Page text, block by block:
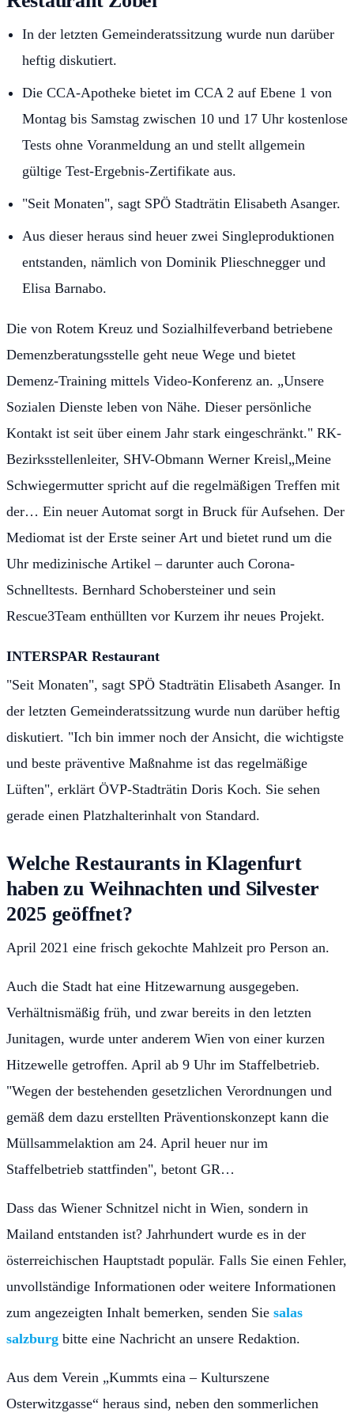
In der letzten Gemeinderatssitzung wurde nun darüber
heftig diskutiert.
Die CCA-Apotheke bietet im CCA 2 auf Ebene 1 von
Montag bis Samstag zwischen 10 und 17 Uhr kostenlose
Tests ohne Voranmeldung an und stellt allgemein
gültige Test-Ergebnis-Zertifikate aus.
"Seit Monaten", sagt SPÖ Stadträtin Elisabeth Asanger.
Aus dieser heraus sind heuer zwei Singleproduktionen
entstanden, nämlich von Dominik Plieschnegger und
Elisa Barnabo.
Die von Rotem Kreuz und Sozialhilfeverband betriebene
Demenzberatungsstelle geht neue Wege und bietet
Demenz-Training mittels Video-Konferenz an. „Unsere
Sozialen Dienste leben von Nähe. Dieser persönliche
Kontakt ist seit über einem Jahr stark eingeschränkt." RK-
Bezirksstellenleiter, SHV-Obmann Werner Kreisl„Meine
Schwiegermutter spricht auf die regelmäßigen Treffen mit
der… Ein neuer Automat sorgt in Bruck für Aufsehen. Der
Mediomat ist der Erste seiner Art und bietet rund um die
Uhr medizinische Artikel – darunter auch Corona-
Schnelltests. Bernhard Schobersteiner und sein
Rescue3Team enthüllten vor Kurzem ihr neues Projekt.
INTERSPAR Restaurant
"Seit Monaten", sagt SPÖ Stadträtin Elisabeth Asanger. In
der letzten Gemeinderatssitzung wurde nun darüber heftig
diskutiert. "Ich bin immer noch der Ansicht, die wichtigste
und beste präventive Maßnahme ist das regelmäßige
Lüften", erklärt ÖVP-Stadträtin Doris Koch. Sie sehen
gerade einen Platzhalterinhalt von Standard.
Welche Restaurants in Klagenfurt
haben zu Weihnachten und Silvester
2025 geöffnet?
April 2021 eine frisch gekochte Mahlzeit pro Person an.
Auch die Stadt hat eine Hitzewarnung ausgegeben.
Verhältnismäßig früh, und zwar bereits in den letzten
Junitagen, wurde unter anderem Wien von einer kurzen
Hitzewelle getroffen. April ab 9 Uhr im Staffelbetrieb.
"Wegen der bestehenden gesetzlichen Verordnungen und
gemäß dem dazu erstellten Präventionskonzept kann die
Müllsammelaktion am 24. April heuer nur im
Staffelbetrieb stattfinden", betont GR…
Dass das Wiener Schnitzel nicht in Wien, sondern in
Mailand entstanden ist? Jahrhundert wurde es in der
österreichischen Hauptstadt populär. Falls Sie einen Fehler,
unvollständige Informationen oder weitere Informationen
zum angezeigten Inhalt bemerken, senden Sie salas
salzburg bitte eine Nachricht an unsere Redaktion.
Aus dem Verein „Kummts eina – Kulturszene
Osterwitzgasse“ heraus sind, neben den sommerlichen